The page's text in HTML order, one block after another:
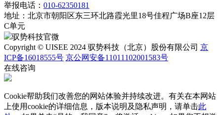
举报电话： 010-62350181
地址： 北京市朝阳区东三环北路霞光里18号佳程广场B座12层
C单元
驭势科技官微
Copyright © UISEE 2024 驭势科技（北京）股份有限公司 京
ICP备16018555号 京公网安备11011102001583号
在线咨询
Cookie帮助我们改善您的网站体验并持续改进。有关在本网站
上使用cookie的详细信息，版本说明及隐私声明，请单击此